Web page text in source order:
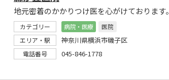
地元密着のかかりつけ医を心がけております。
カテゴリー 病院・医療
医院
エリア・駅
神奈川県横浜市磯子区
電話番号 045-846-1778